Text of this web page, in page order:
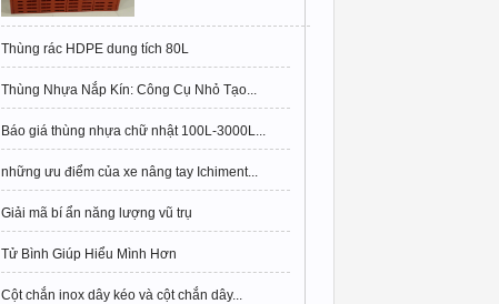
Thùng rác HDPE dung tích 80L
Thùng Nhựa Nắp Kín: Công Cụ Nhỏ Tạo...
Báo giá thùng nhựa chữ nhật 100L-3000L...
những ưu điểm của xe nâng tay Ichiment...
Giải mã bí ẩn năng lượng vũ trụ
Tử Bình Giúp Hiểu Mình Hơn
Cột chắn inox dây kéo và cột chắn dây...